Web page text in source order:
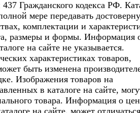
Гражданского кодекса РФ.
мере передавать
комплектации и
размеры и формы. Информация
на сайте не указывается.
характеристиках товаров,
быть изменена
Изображения товаров на
в каталоге на сайте,
товара. Информация о
на сайте, может